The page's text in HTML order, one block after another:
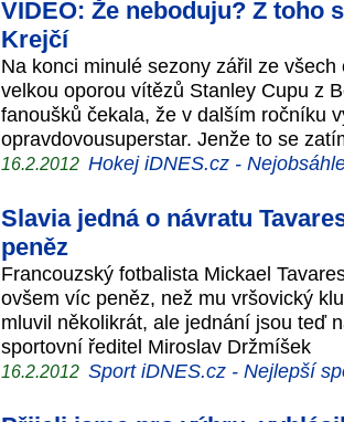
VIDEO: Že neboduju? Z toho
Krejčí
Na konci minulé sezony zářil ze
velkou oporou vítězů Stanley Cupu z
fanoušků čekala, že v dalším ročníku
opravdovousuperstar. Jenže to se
16.2.2012 Hokej iDNES.cz -
Slavia jedná o návratu
peněz
Francouzský fotbalista Mickael
ovšem víc peněz, než mu vršovický
mluvil několikrát, ale jednání jsou teď
sportovní ředitel Miroslav Držmíšek
16.2.2012 Sport iDNES.cz - Nejlepší